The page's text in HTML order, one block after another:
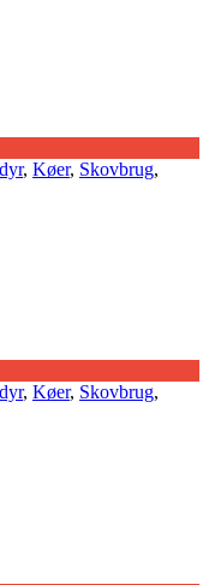
, Køer, Skovbrug,
, Køer, Skovbrug,